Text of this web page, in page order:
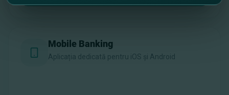
Mobile Banking
Aplicația dedicată pentru iOS și Android